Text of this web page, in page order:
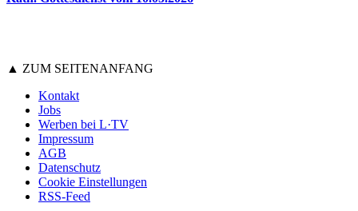
▲ ZUM SEITENANFANG
Kontakt
Jobs
Werben bei L·TV
Impressum
AGB
Datenschutz
Cookie Einstellungen
RSS-Feed